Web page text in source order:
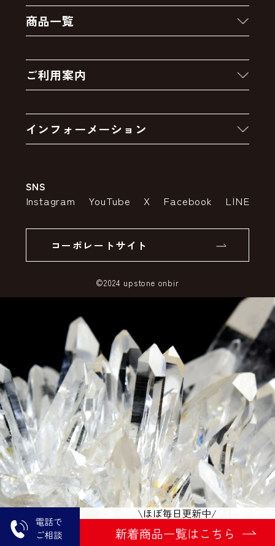
商品一覧
クーポン
卸販売・大量注文
アウトレットセール
ご利用案内
お支払いについて
インフォーメーション
特定商取引法の表示
SSLサーバー証明書とは
SNS
Instagram YouTube X Facebook LINE
コーポレートサイト
©2024 upstone onbir